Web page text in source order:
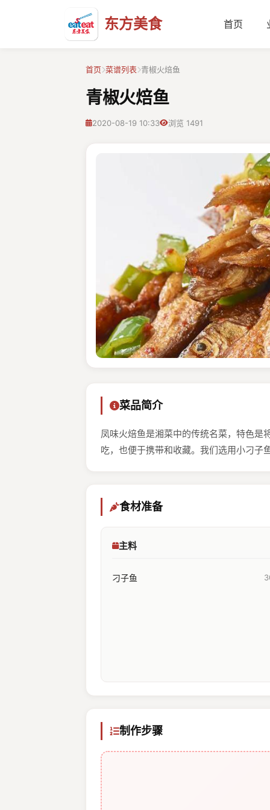
东方美食 首页
首页 菜谱列表 青椒火焙鱼
青椒火焙鱼
2020-08-19 10:33 浏览 1491
菜品简介
凤味火焙鱼是湘菜中的传统名菜，特色是
吃，也便于携带和收藏。我们选用小刁子
食材准备
主料
刁子鱼
制作步骤